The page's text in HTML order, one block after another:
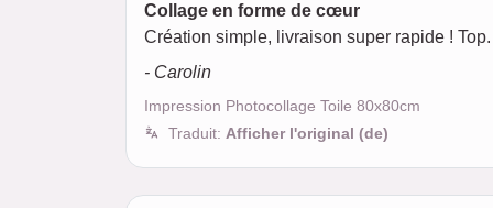
Collage en forme de cœur
Création simple, livraison super rapide ! Top.
- Carolin
Impression Photocollage Toile 80x80cm
Traduit: Afficher l'original (de)